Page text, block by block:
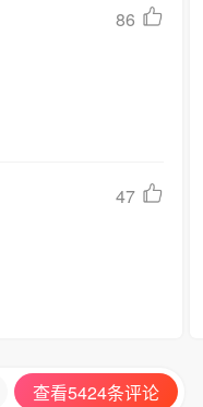
86
47
查看5424条评论